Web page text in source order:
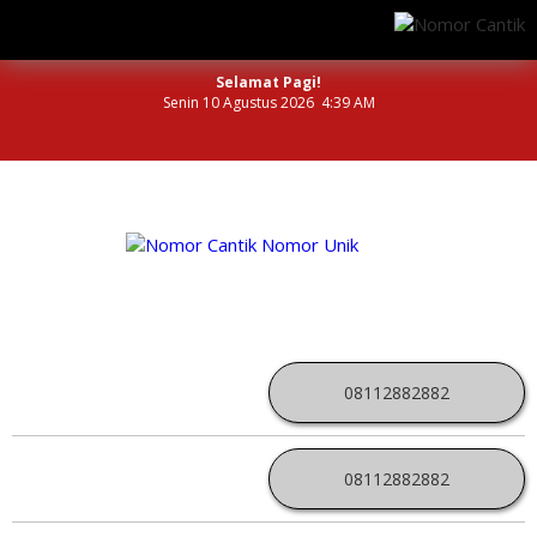
Selamat Pagi!
Senin 10 Agustus 2026 4:39 AM
08112882882
08112882882